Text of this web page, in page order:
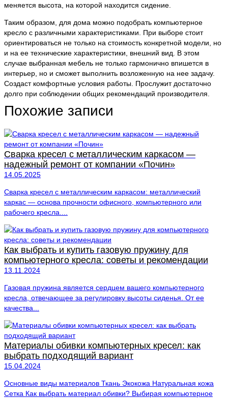
меняется высота, на которой находится сидение.
Таким образом, для дома можно подобрать компьютерное
кресло с различными характеристиками. При выборе стоит
ориентироваться не только на стоимость конкретной модели, но
и на ее технические характеристики, внешний вид. В этом
случае выбранная мебель не только гармонично впишется в
интерьер, но и сможет выполнить возложенную на нее задачу.
Создаст комфортные условия работы. Прослужит достаточно
долго при соблюдении общих рекомендаций производителя.
Похожие записи
Сварка кресел с металлическим каркасом —
надежный ремонт от компании «Почин»
14.05.2025
Сварка кресел с металлическим каркасом: металлический
каркас — основа прочности офисного, компьютерного или
рабочего кресла....
Как выбрать и купить газовую пружину для
компьютерного кресла: советы и рекомендации
13.11.2024
Газовая пружина является сердцем вашего компьютерного
кресла, отвечающее за регулировку высоты сиденья. От ее
качества...
Материалы обивки компьютерных кресел: как
выбрать подходящий вариант
15.04.2024
Основные виды материалов Ткань Экокожа Натуральная кожа
Сетка Как выбрать материал обивки? Выбирая компьютерное